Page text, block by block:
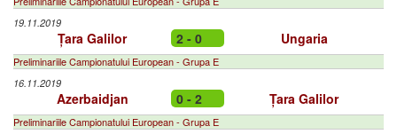
19.11.2019
Țara Galilor 2 - 0 Ungaria
Preliminariile Campionatului European - Grupa E
16.11.2019
Azerbaidjan 0 - 2 Țara Galilor
Preliminariile Campionatului European - Grupa E